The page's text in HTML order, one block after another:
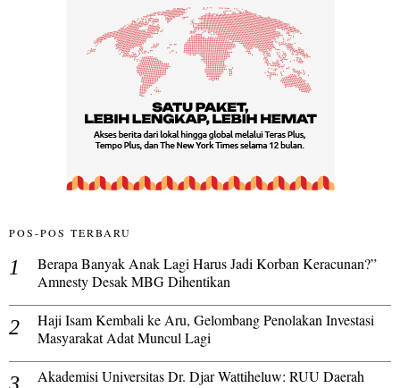
POS-POS TERBARU
Berapa Banyak Anak Lagi Harus Jadi Korban Keracunan?”
Amnesty Desak MBG Dihentikan
Haji Isam Kembali ke Aru, Gelombang Penolakan Investasi
Masyarakat Adat Muncul Lagi
Akademisi Universitas Dr. Djar Wattiheluw: RUU Daerah